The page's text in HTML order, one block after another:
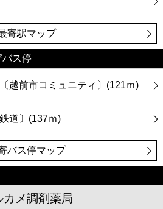
寄駅マップ
バス停
越前市コミュニティ〕(121ｍ)
道〕(137ｍ)
バス停マップ
カメ調剤薬局